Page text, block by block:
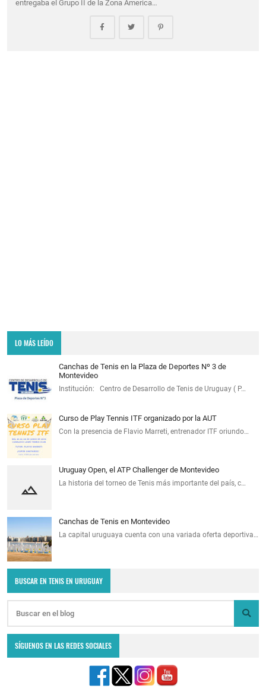
entregaba el Grupo II de la Zona America…
LO MÁS LEÍDO
Canchas de Tenis en la Plaza de Deportes Nº 3 de
Montevideo
Institución: Centro de Desarrollo de Tenis de Uruguay ( P…
Curso de Play Tennis ITF organizado por la AUT
Con la presencia de Flavio Marreti, entrenador ITF oriundo…
Uruguay Open, el ATP Challenger de Montevideo
La historia del torneo de Tenis más importante del país, c…
Canchas de Tenis en Montevideo
La capital uruguaya cuenta con una variada oferta deportiva…
BUSCAR EN TENIS EN URUGUAY
SÍGUENOS EN LAS REDES SOCIALES